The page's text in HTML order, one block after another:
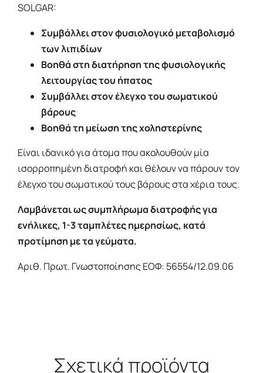
SOLGAR:
Συμβάλλει στον φυσιολογικό μεταβολισμό
των λιπιδίων
Βοηθά στη διατήρηση της φυσιολογικής
λειτουργίας του ήπατος
Συμβάλλει στον έλεγχο του σωματικού
βάρους
Βοηθά τη μείωση της χοληστερίνης
Είναι ιδανικό για άτομα που ακολουθούν μία
ισορροπημένη διατροφή και θέλουν να πάρουν τον
έλεγχο του σωματικού τους βάρους στα χέρια τους.
Λαμβάνεται ως συμπλήρωμα διατροφής για
ενήλικες, 1-3 ταμπλέτες ημερησίως, κατά
προτίμηση με τα γεύματα.
Αριθ. Πρωτ. Γνωστοποίησης ΕΟΦ: 56554/12.09.06
Σχετικά προϊόντα